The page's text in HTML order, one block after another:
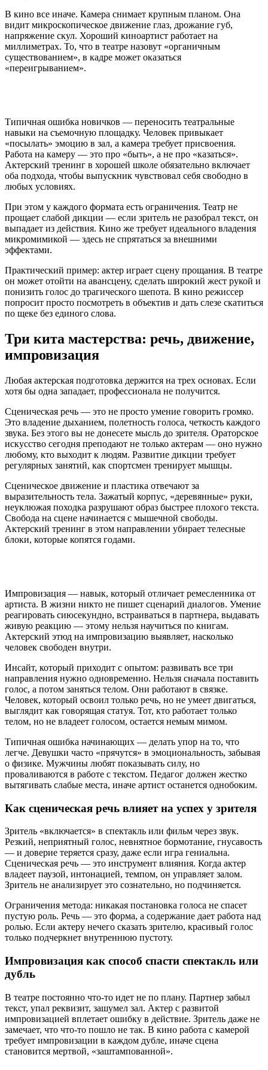
В кино все иначе. Камера снимает крупным планом. Она
видит микроскопическое движение глаз, дрожание губ,
напряжение скул. Хороший киноартист работает на
миллиметрах. То, что в театре назовут «органичным
существованием», в кадре может оказаться
«переигрыванием».
Типичная ошибка новичков — переносить театральные
навыки на съемочную площадку. Человек привыкает
«посылать» эмоцию в зал, а камера требует присвоения.
Работа на камеру — это про «быть», а не про «казаться».
Актерский тренинг в хорошей школе обязательно включает
оба подхода, чтобы выпускник чувствовал себя свободно в
любых условиях.
При этом у каждого формата есть ограничения. Театр не
прощает слабой дикции — если зритель не разобрал текст, он
выпадает из действия. Кино же требует идеального владения
микромимикой — здесь не спрятаться за внешними
эффектами.
Практический пример: актер играет сцену прощания. В театре
он может отойти на авансцену, сделать широкий жест рукой и
понизить голос до трагического шепота. В кино режиссер
попросит просто посмотреть в объектив и дать слезе скатиться
по щеке без единого слова.
Три кита мастерства: речь, движение,
импровизация
Любая актерская подготовка держится на трех основах. Если
хотя бы одна западает, профессионала не получится.
Сценическая речь — это не просто умение говорить громко.
Это владение дыханием, полетность голоса, четкость каждого
звука. Без этого вы не донесете мысль до зрителя. Ораторское
искусство сегодня преподают не только актерам — оно нужно
любому, кто выходит к людям. Развитие дикции требует
регулярных занятий, как спортсмен тренирует мышцы.
Сценическое движение и пластика отвечают за
выразительность тела. Зажатый корпус, «деревянные» руки,
неуклюжая походка разрушают образ быстрее плохого текста.
Свобода на сцене начинается с мышечной свободы.
Актерский тренинг в этом направлении убирает телесные
блоки, которые копятся годами.
Импровизация — навык, который отличает ремесленника от
артиста. В жизни никто не пишет сценарий диалогов. Умение
реагировать сиюсекундно, встраиваться в партнера, выдавать
живую реакцию — этому нельзя научиться по книгам.
Актерский этюд на импровизацию выявляет, насколько
человек свободен внутри.
Инсайт, который приходит с опытом: развивать все три
направления нужно одновременно. Нельзя сначала поставить
голос, а потом заняться телом. Они работают в связке.
Человек, который освоил только речь, но не умеет двигаться,
выглядит как говорящая статуя. Тот, кто работает только
телом, но не владеет голосом, остается немым мимом.
Типичная ошибка начинающих — делать упор на то, что
легче. Девушки часто «прячутся» в эмоциональность, забывая
о физике. Мужчины любят показывать силу, но
проваливаются в работе с текстом. Педагог должен жестко
вытягивать слабые места, иначе артист останется однобоким.
Как сценическая речь влияет на успех у зрителя
Зритель «включается» в спектакль или фильм через звук.
Резкий, неприятный голос, невнятное бормотание, гнусавость
— и доверие теряется сразу, даже если игра гениальна.
Сценическая речь — это инструмент влияния. Когда актер
владеет паузой, интонацией, темпом, он управляет залом.
Зритель не анализирует это сознательно, но подчиняется.
Ограничения метода: никакая постановка голоса не спасет
пустую роль. Речь — это форма, а содержание дает работа над
ролью. Если актеру нечего сказать зрителю, красивый голос
только подчеркнет внутреннюю пустоту.
Импровизация как способ спасти спектакль или
дубль
В театре постоянно что-то идет не по плану. Партнер забыл
текст, упал реквизит, зашумел зал. Актер с развитой
импровизацией вплетает ошибку в действие. Зритель даже не
замечает, что что-то пошло не так. В кино работа с камерой
требует импровизации в каждом дубле, иначе сцена
становится мертвой, «заштампованной».